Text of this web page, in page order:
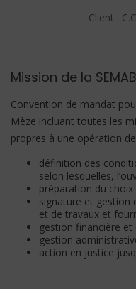
Client :
Mission de la
Convention de mandat
Mèze incluant toutes les
propres à une opération
définition des
selon lesquelles,
préparation du choix
signature et gestion
et de travaux et
gestion financière et
gestion
action en justice